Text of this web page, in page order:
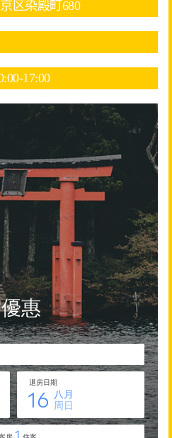
区染殿町680
17:00